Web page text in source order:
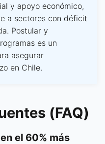
y apoyo económico,
a sectores con déficit
Postular y
es un
asegurar
en Chile.
(FAQ)
el 60% más